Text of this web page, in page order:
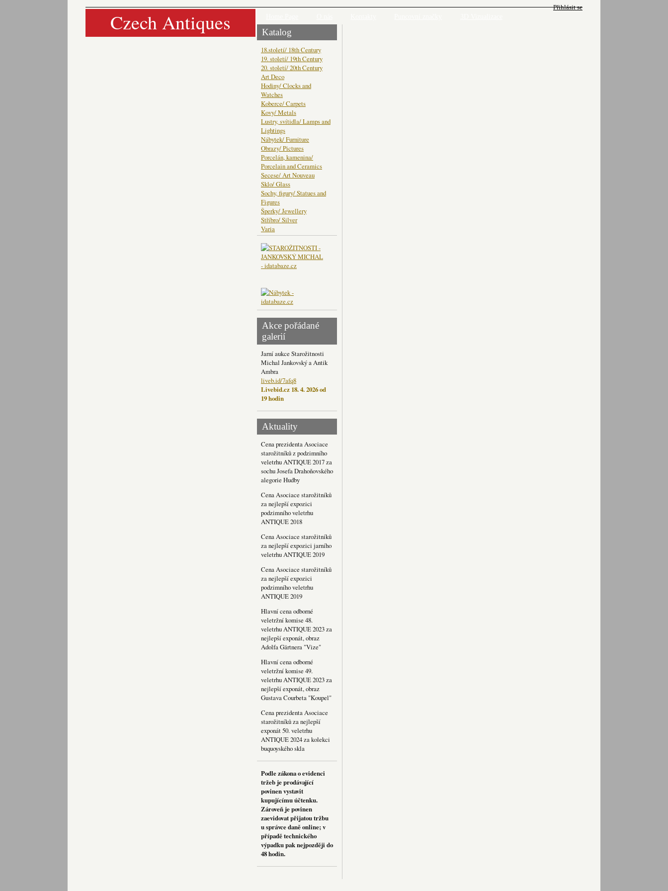
Přihlásit se
Czech Antiques Katalog
18.století/ 18th Century
19. století/ 19th Century
20. století/ 20th Century
Art Deco
Hodiny/ Clocks and
Watches
Koberce/ Carpets
Kovy/ Metals
Lustry, svítidla/ Lamps and
Lightings
Nábytek/ Furniture
Obrazy/ Pictures
Porcelán, kamenina/
Porcelain and Ceramics
Secese/ Art Nouveau
Sklo/ Glass
Sochy, figury/ Statues and
Figures
Šperky/ Jewellery
Stříbro/ Silver
Varia
Akce pořádané
galerií
Jarní aukce Starožitnosti
Michal Jankovský a Antik
Ambra
liveb.id/7afq8
Livebid.cz 18. 4. 2026 od
19 hodin
Aktuality
Cena prezidenta Asociace
starožitníků z podzimního
veletrhu ANTIQUE 2017 za
sochu Josefa Drahoňovského
alegorie Hudby
Cena Asociace starožitníků
za nejlepší expozici
podzimního veletrhu
ANTIQUE 2018
Cena Asociace starožitníků
za nejlepší expozici jarního
veletrhu ANTIQUE 2019
Cena Asociace starožitníků
za nejlepší expozici
podzimního veletrhu
ANTIQUE 2019
Hlavní cena odborné
veletržní komise 48.
veletrhu ANTIQUE 2023 za
nejlepší exponát, obraz
Adolfa Gärtnera "Vize"
Hlavní cena odborné
veletržní komise 49.
veletrhu ANTIQUE 2023 za
nejlepší exponát, obraz
Gustava Courbeta "Koupel"
Cena prezidenta Asociace
starožitníků za nejlepší
exponát 50. veletrhu
ANTIQUE 2024 za kolekci
buquoyského skla
Podle zákona o evidenci
tržeb je prodávající
povinen vystavit
kupujícímu účtenku.
Zároveň je povinen
zaevidovat přijatou tržbu
u správce daně online; v
případě technického
výpadku pak nejpozději do
48 hodin.